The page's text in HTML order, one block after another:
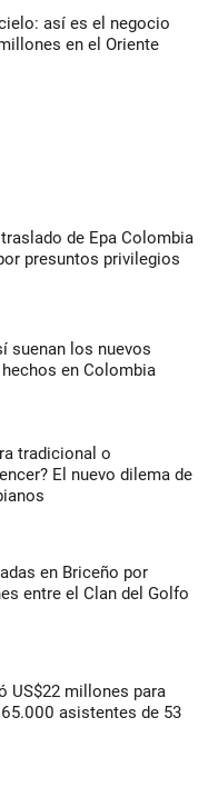
así es el negocio
en el Oriente
de Epa Colombia
presuntos privilegios
suenan los nuevos
en Colombia
tradicional o
El nuevo dilema de
en Briceño por
entre el Clan del Golfo
US$22 millones para
asistentes de 53